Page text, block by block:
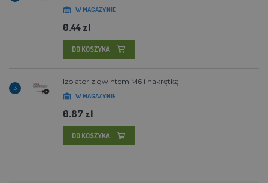
W MAGAZYNIE
0.44 zl
DO KOSZYKA
3
Izolator z gwintem M6 i nakrętką
W MAGAZYNIE
0.87 zl
DO KOSZYKA